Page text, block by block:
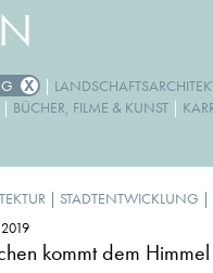
|
| BÜCHER, FILME & KUNST |
| STADTENTWICKLUNG |
kommt dem